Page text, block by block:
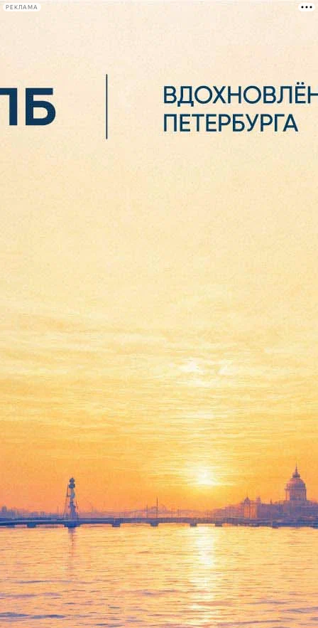
РЕКЛАМА
Сегодня:
Писатель Михаил Шишкин
отказался представлять
Россию, где восторжествовал
«преступный режим»
Версия для печати
Российский писатель Михаил Шишкин отказался
представлять Россию на международной книжной ярмарке
BookExpo America в Нью-Йорке, поскольку он не желает быть
голосом «страны, где власть захватил коррумпированный
преступный режим, а государство представляет собой
воровскую пирамиду».